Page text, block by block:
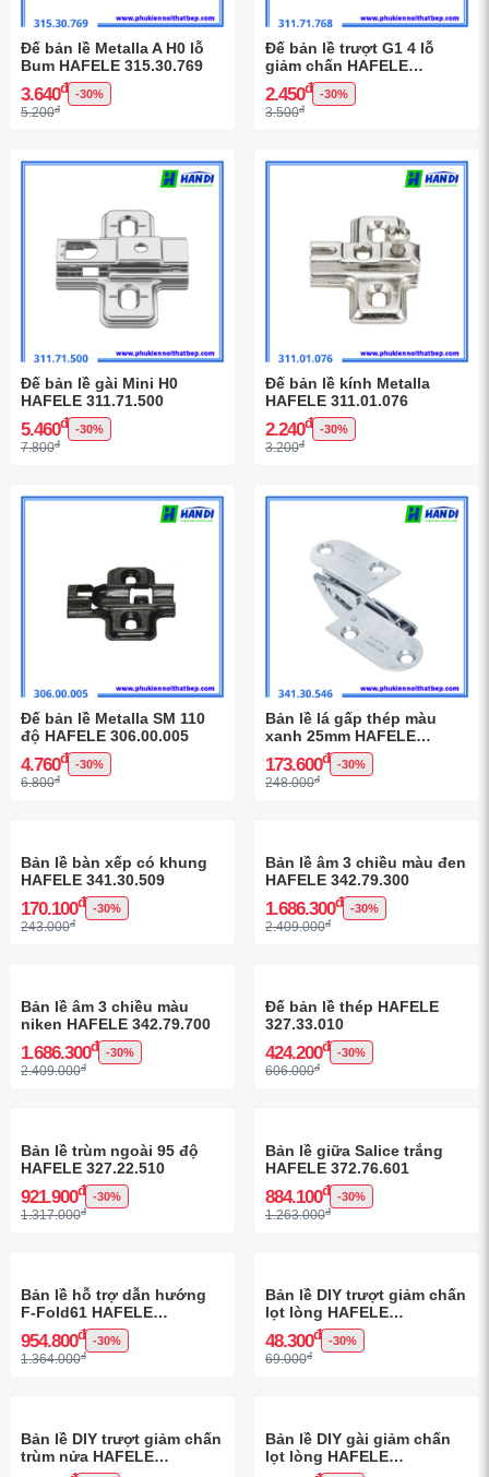
Đế bản lề Metalla A H0 lỗ
Bum HAFELE 315.30.769
3.640đ -30%
5.200đ
Đế bản lề trượt G1 4 lỗ
giảm chấn HAFELE
311.71.768
2.450đ -30%
3.500đ
Đế bản lề gài Mini H0
HAFELE 311.71.500
5.460đ -30%
7.800đ
Đế bản lề kính Metalla
HAFELE 311.01.076
2.240đ -30%
3.200đ
Đế bản lề Metalla SM 110
độ HAFELE 306.00.005
4.760đ -30%
6.800đ
Bản lề lá gấp thép màu
xanh 25mm HAFELE
341.30.546
173.600đ -30%
248.000đ
Bản lề bàn xếp có khung
HAFELE 341.30.509
170.100đ -30%
243.000đ
Bản lề âm 3 chiều màu đen
HAFELE 342.79.300
1.686.300đ -30%
2.409.000đ
Bản lề âm 3 chiều màu
niken HAFELE 342.79.700
1.686.300đ -30%
2.409.000đ
Đế bản lề thép HAFELE
327.33.010
424.200đ -30%
606.000đ
Bản lề trùm ngoài 95 độ
HAFELE 327.22.510
921.900đ -30%
1.317.000đ
Bản lề giữa Salice trắng
HAFELE 372.76.601
884.100đ -30%
1.263.000đ
Bản lề hỗ trợ dẫn hướng
F-Fold61 HAFELE
409.36.200
954.800đ -30%
1.364.000đ
Bản lề DIY trượt giảm chấn
lọt lòng HAFELE
493.03.025
48.300đ -30%
69.000đ
Bản lề DIY trượt giảm chấn
trùm nửa HAFELE
Bản lề DIY gài giảm chấn
lọt lòng HAFELE